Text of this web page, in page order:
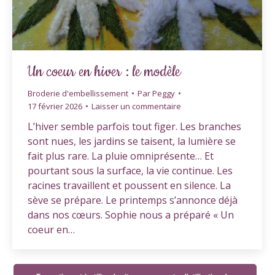
Un coeur en hiver : le modèle
Broderie d'embellissement ParPeggy
17 février 2026
Laisser un commentaire
L’hiver semble parfois tout figer. Les branches
sont nues, les jardins se taisent, la lumière se
fait plus rare. La pluie omniprésente… Et
pourtant sous la surface, la vie continue. Les
racines travaillent et poussent en silence. La
sève se prépare. Le printemps s’annonce déjà
dans nos cœurs. Sophie nous a préparé « Un
coeur en…